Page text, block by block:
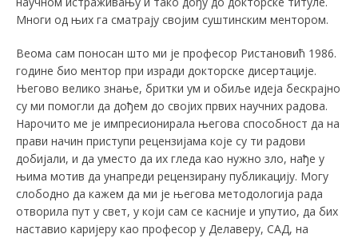
Многи од њих га сматрају својим суштинским ментором.
Веома сам поносан што ми је професор Ристановић 1986.
године био ментор при изради докторске дисертације.
Његово велико знање, бритки ум и обиље идеја бескрајно
су ми помогли да дођем до својих првих научних радова.
Нарочито ме је импресионирала његова способност да на
прави начин приступи рецензијама које су ти радови
добијали, и да уместо да их гледа као нужно зло, нађе у
њима мотив да унапреди рецензирану публикацију. Могу
слободно да кажем да ми је његова методологија рада
отворила пут у свет, у који сам се касније и упутио, да бих
наставио каријеру као професор у Делаверу, САД, на